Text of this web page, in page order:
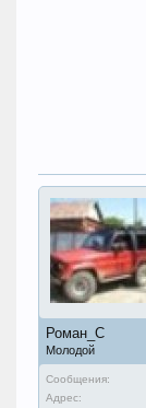
Роман_С
Молодой
Сообщения:
Адрес: